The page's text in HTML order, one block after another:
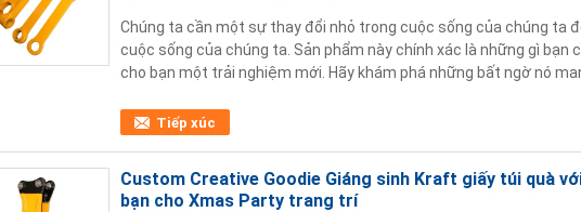
Tiếp xúc
Chúng ta cần một sự thay đổi nhỏ trong cuộc sống của chúng ta
cuộc sống của chúng ta. Sản phẩm này chính xác là những gì bạn
cho bạn một trải nghiệm mới. Hãy khám phá những bất ngờ nó
Custom Creative Goodie Giáng sinh Kraft giấy túi quà
bạn cho Xmas Party trang trí